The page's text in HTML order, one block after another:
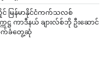
င် မြန်မာနိုင်ငံကက်သလစ်
ဋ္ဌ ကာဒီနယ် ချားလ်စ်ဘို ဦးဆောင်
က်ခံတွေ့ဆုံ